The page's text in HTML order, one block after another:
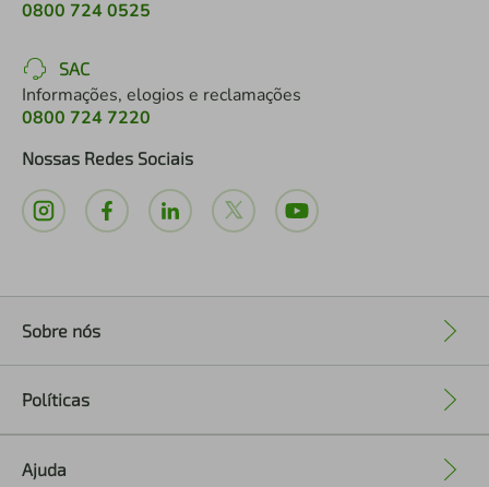
0800 724 0525
SAC
Informações, elogios e reclamações
0800 724 7220
Nossas Redes Sociais
Sobre nós
Políticas
Ajuda